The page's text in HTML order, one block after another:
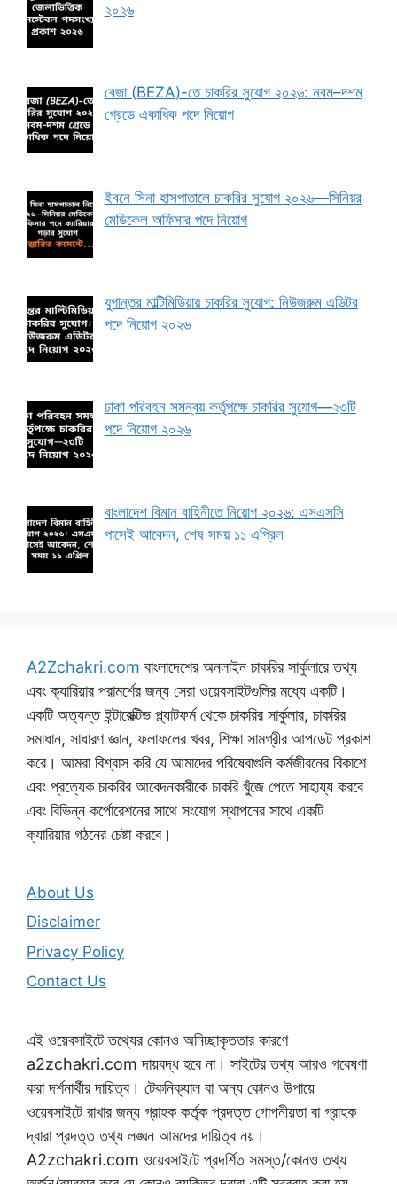
২০২৬
বেজা (BEZA)-তে চাকরির সুযোগ ২০২৬: নবম–দশম
গ্রেডে একাধিক পদে নিয়োগ
ইবনে সিনা হাসপাতালে চাকরির সুযোগ ২০২৬—সিনিয়র
মেডিকেল অফিসার পদে নিয়োগ
যুগান্তর মাল্টিমিডিয়ায় চাকরির সুযোগ: নিউজরুম এডিটর
পদে নিয়োগ ২০২৬
ঢাকা পরিবহন সমন্বয় কর্তৃপক্ষে চাকরির সুযোগ—২৩টি
পদে নিয়োগ ২০২৬
বাংলাদেশ বিমান বাহিনীতে নিয়োগ ২০২৬: এসএসসি
পাসেই আবেদন, শেষ সময় ১১ এপ্রিল
A2Zchakri.com বাংলাদেশের অনলাইন চাকরির সার্কুলারে তথ্য
এবং ক্যারিয়ার পরামর্শের জন্য সেরা ওয়েবসাইটগুলির মধ্যে একটি।
একটি অত্যন্ত ইন্টারেক্টিভ প্ল্যাটফর্ম থেকে চাকরির সার্কুলার, চাকরির
সমাধান, সাধারণ জ্ঞান, ফলাফলের খবর, শিক্ষা সামগ্রীর আপডেট প্রকাশ
করে। আমরা বিশ্বাস করি যে আমাদের পরিষেবাগুলি কর্মজীবনের বিকাশে
এবং প্রত্যেক চাকরির আবেদনকারীকে চাকরি খুঁজে পেতে সাহায্য করবে
এবং বিভিন্ন কর্পোরেশনের সাথে সংযোগ স্থাপনের সাথে একটি
ক্যারিয়ার গঠনের চেষ্টা করবে।
About Us
Disclaimer
Privacy Policy
Contact Us
এই ওয়েবসাইটে তথ্যের কোনও অনিচ্ছাকৃততার কারণে
a2zchakri.com দায়বদ্ধ হবে না। সাইটের তথ্য আরও গবেষণা
করা দর্শনার্থীর দায়িত্ব। টেকনিক্যাল বা অন্য কোনও উপায়ে
ওয়েবসাইটে রাখার জন্য গ্রাহক কর্তৃক প্রদত্ত গোপনীয়তা বা গ্রাহক
দ্বারা প্রদত্ত তথ্য লঙ্ঘন আমদের দায়িত্ব নয়।
A2zchakri.com ওয়েবসাইটে প্রদর্শিত সমস্ত/কোনও তথ্য